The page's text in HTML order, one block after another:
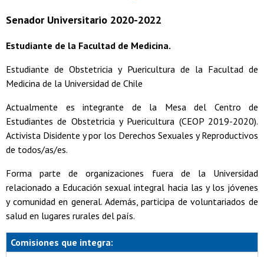
Funcionarias/os
Senador Universitario 2020-2022
Estudiante de la Facultad de Medicina.
Estudiante de Obstetricia y Puericultura de la Facultad de
Medicina de la Universidad de Chile
Actualmente es integrante de la Mesa del Centro de
Estudiantes de Obstetricia y Puericultura (CEOP 2019-2020).
Activista Disidente y por los Derechos Sexuales y Reproductivos
de todos/as/es.
Forma parte de organizaciones fuera de la Universidad
relacionado a Educación sexual integral hacia las y los jóvenes
y comunidad en general. Además, participa de voluntariados de
salud en lugares rurales del país.
Comisiones que integra: